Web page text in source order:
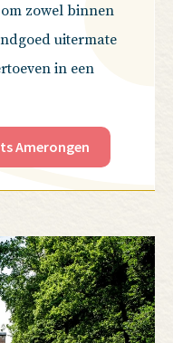
zowel binnen
uitermate
in een
Amerongen